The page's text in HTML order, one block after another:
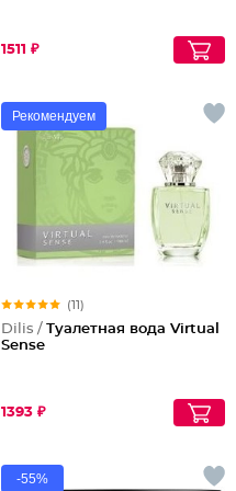
1511 ₽
Рекомендуем
(11)
Dilis / Туалетная вода Virtual
Sense
1393 ₽
-55%